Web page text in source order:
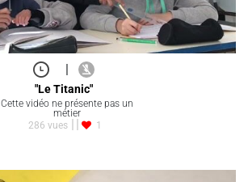
|
"Le Titanic"
Cette vidéo ne présente pas un
métier
286 vues
1